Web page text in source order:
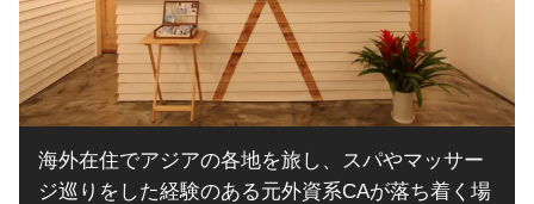
海外在住でアジアの各地を旅し、スパやマッサー
ジ巡りをした経験のある元外資系CAが落ち着く場